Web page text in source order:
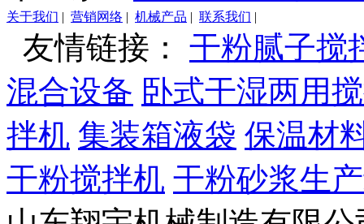
关于我们 | 营销网络 | 机械产品 | 联系我们 |
友情链接： 干粉腻子搅
混合设备 卧式干湿两用
拌机 集装箱液袋 保温材
干粉搅拌机 干粉砂浆生